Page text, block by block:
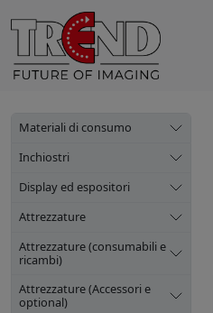
Materiali di consumo
Inchiostri
Display ed espositori
Attrezzature
Attrezzature (consumabili e
ricambi)
Attrezzature (Accessori e
optional)